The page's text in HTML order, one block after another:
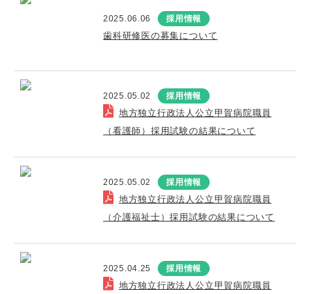
2025.06.06 採用情報
歯科研修医の募集について
2025.05.02 採用情報
地方独立行政法人公立甲賀病院職員
（看護師）採用試験の結果について
2025.05.02 採用情報
地方独立行政法人公立甲賀病院職員
（介護福祉士）採用試験の結果について
2025.04.25 採用情報
地方独立行政法人公立甲賀病院職員